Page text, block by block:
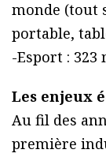
monde (tout
portable,
-Esport :
Les enjeux
Au fil des
première